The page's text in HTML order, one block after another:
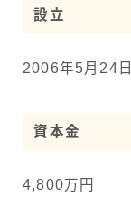
設立
2006年5月24日
資本金
4,800万円